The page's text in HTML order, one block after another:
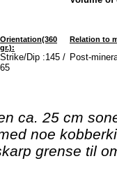
Orientation(360
gr.):
Relation to
Strike/Dip :145 /
65
Post-
ca. 25 cm
noe
grense til